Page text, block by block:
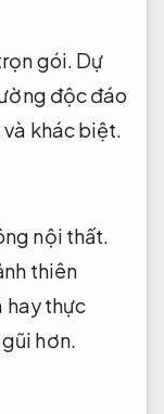
gói. Dự
độc đáo
khác biệt.
nội thất.
thiên
hay thực
hơn.